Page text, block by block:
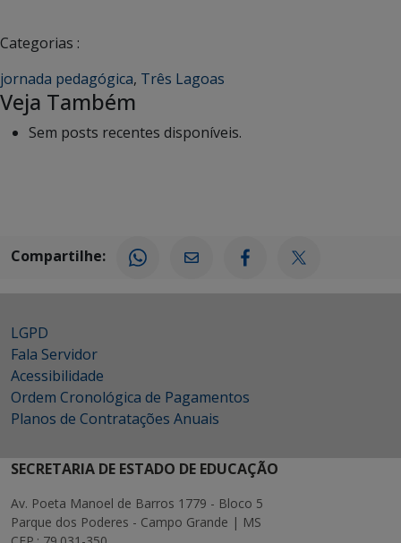
Categorias :
jornada pedagógica, Três Lagoas
Veja Também
Sem posts recentes disponíveis.
Compartilhe:
LGPD
Fala Servidor
Acessibilidade
Ordem Cronológica de Pagamentos
Planos de Contratações Anuais
SECRETARIA DE ESTADO DE EDUCAÇÃO
Av. Poeta Manoel de Barros 1779 - Bloco 5
Parque dos Poderes - Campo Grande | MS